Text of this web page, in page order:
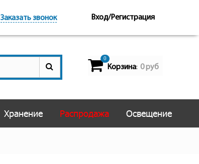
Заказать звонок Вход/Регистрация
0
Корзина: 0 руб
Хранение Распродажа Освещение